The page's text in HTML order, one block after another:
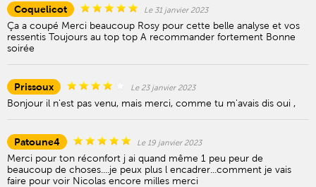
Coquelicot Le 31 janvier 2023
Ça a coupé Merci beaucoup Rosy pour cette belle analyse et vos
ressentis Toujours au top top A recommander fortement Bonne
soirée
Prissoux Le 23 janvier 2023
Bonjour il n'est pas venu, mais merci, comme tu m'avais dis oui ,
Patoune4 Le 19 janvier 2023
Merci pour ton réconfort j ai quand même 1 peu peur de
beaucoup de choses....je peux plus l encadrer...comment je vais
faire pour voir Nicolas encore milles merci